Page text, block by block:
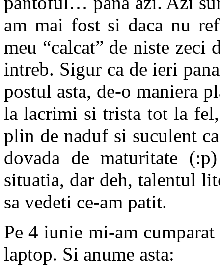
am mai fost si daca nu
meu “calcat” de niste zeci
intreb. Sigur ca de ieri
postul asta, de-o maniera
la lacrimi si trista tot la
plin de naduf si suculent
dovada de maturitate
situatia, dar deh, talentul
sa vedeti ce-am patit.
Pe 4 iunie mi-am
laptop. Si anume asta: